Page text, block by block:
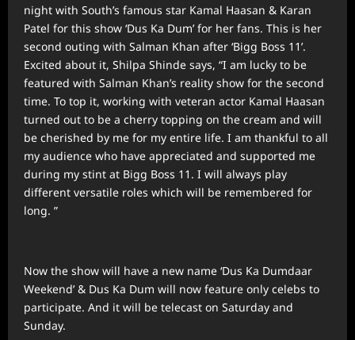
night with South’s famous star Kamal Haasan & Karan
Patel for this show ‘Dus Ka Dum’ for her fans. This is her
second outing with Salman Khan after ‘Bigg Boss 11’.
Excited about it, Shilpa Shinde says, “I am lucky to be
featured with Salman Khan’s reality show for the second
time. To top it, working with veteran actor Kamal Haasan
turned out to be a cherry topping on the cream and will
be cherished by me for my entire life. I am thankful to all
my audience who have appreciated and supported me
during my stint at Bigg Boss 11. I will always play
different versatile roles which will be remembered for
long. ”
Now the show will have a new name ‘Dus Ka Dumdaar
Weekend’ & Dus Ka Dum will now feature only celebs to
participate. And it will be telecast on Saturday and
Sunday.